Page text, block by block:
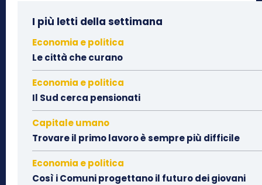
I più letti della settimana
Economia e politica
Le città che curano
Economia e politica
Il Sud cerca pensionati
Capitale umano
Trovare il primo lavoro è sempre più difficile
Economia e politica
Così i Comuni progettano il futuro dei giovani